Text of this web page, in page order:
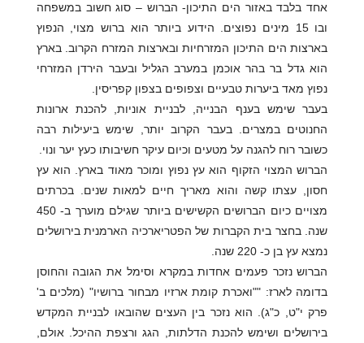
אחד בלבד באזור הים התיכון- הברוש – סוג חשוב במשפחה
ובו 15 מינים נפוצים. הידוע ביותר הוא ברוש מצוי, הנפוץ
בארצות הים התיכון המזרחיות ובארצות המזרח הקרוב. בארץ
הוא גדל בר בהר אוכמן במערב הגליל ובעבר הירדן המזרחי
נפוץ מאד ביערות טבעיים וצפופים בצפון קפריסין.
בעבר שימש בענף הבנייה, לבניית אוניות, להכנת ארונות
החנוטים במצרים. בעבר הקרוב יותר, שימש ביעילות רבה
כשובר רוח להגנה על מטעים וכיום עיקר חשיבותו כעץ יער ונוי.
הברוש המצוי הזקוף הוא עץ נפוץ ומוכר מאוד בארץ. הוא עץ
חסון, עצתו קשה והוא מאריך חיים למאות שנים. בכרתים
מצויים כיום הברושים הקשישים ביותר שגילם מוערך ב- 450
שנה. בחצר בית הקברות של הפטריארכיה הארמנית בירושלים
נמצא עץ בן כ- 220 שנה.
הברוש נזכר פעמים אחדות במקרא וסימל את הגובה והחוסן
בדומה לארז: ""ואכרת קומת ארזיו מבחור ברושיו" (מלכים ב'
פרק י"ט, כ"ג). הוא נזכר בין העצים שהובאו לבניית המקדש
בירושלים ושימש להכנת הדלתות, הגג ורצפת ההיכל. אולם,